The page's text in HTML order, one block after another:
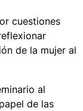
cuestiones
de la mujer al
al
de las